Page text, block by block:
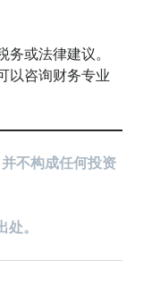
务或法律建议。
以咨询财务专业
不构成任何投资
处。